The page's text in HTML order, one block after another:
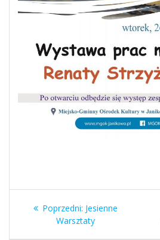
Nawigacja
wpisu
Poprzedni: Poprzedni
wpis:
Jesienne
Warsztaty